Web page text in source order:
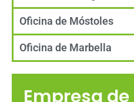
Oficina de Móstoles
Oficina de Marbella
Empresa